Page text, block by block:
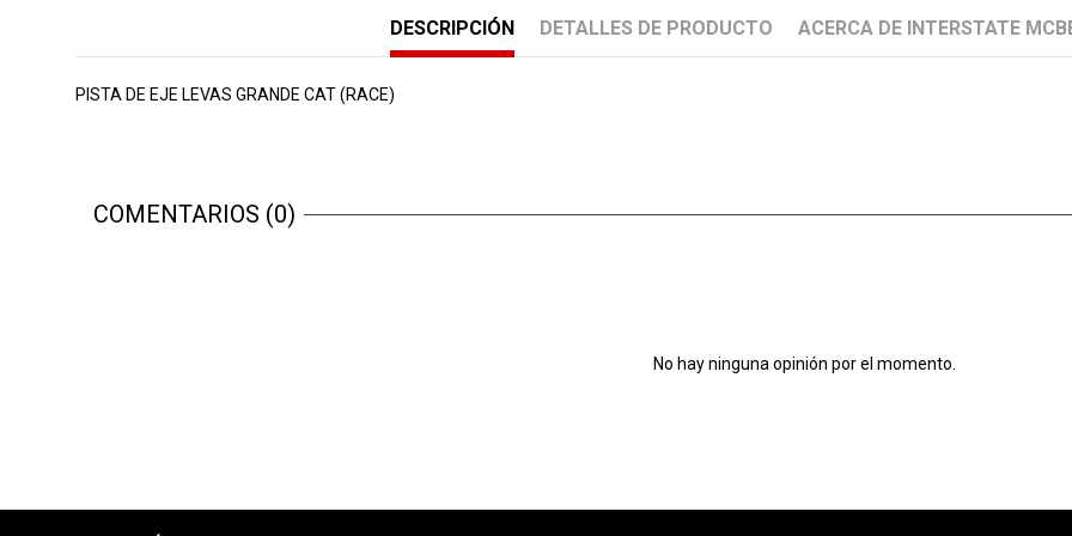
DESCRIPCIÓN DETALLES DE PRODUCTO ACERCA DE INTERSTATE
PISTA DE EJE LEVAS GRANDE CAT (RACE)
COMENTARIOS (0)
No hay ninguna opinión por el momento.